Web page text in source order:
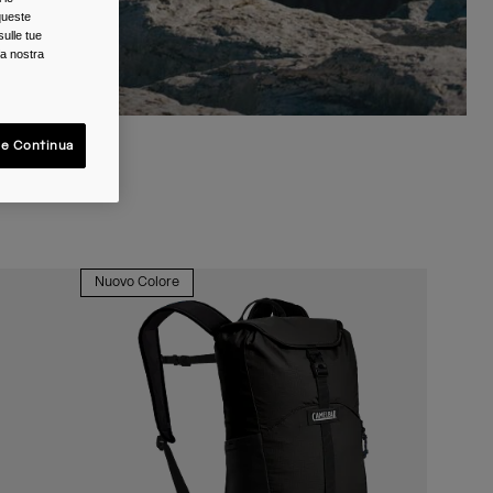
Nuovo Colore
tue
nostra
Continua